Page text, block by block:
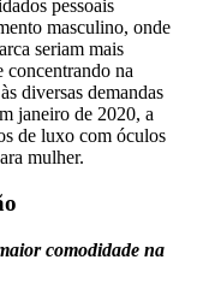
pessoais
masculino, onde
seriam mais
concentrando na
diversas demandas
janeiro de 2020, a
de luxo com óculos
mulher.
comodidade na